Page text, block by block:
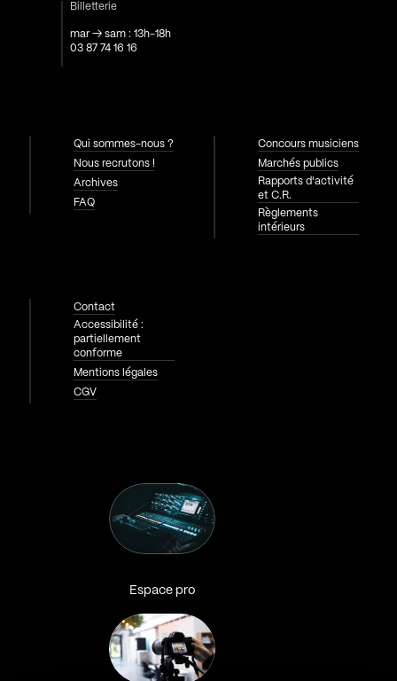
Billetterie
mar → sam : 13h-18h
03 87 74 16 16
Qui sommes-nous ?
Nous recrutons !
Archives
FAQ
Concours musiciens
Marchés publics
Rapports d'activité
et C.R.
Règlements
intérieurs
Contact
Accessibilité :
partiellement
conforme
Mentions légales
CGV
Espace pro